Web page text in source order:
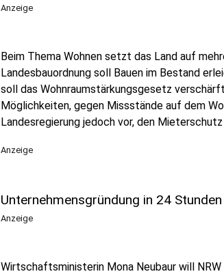
Anzeige
Beim Thema Wohnen setzt das Land auf
Landesbauordnung soll Bauen im Bestand
soll das Wohnraumstärkungsgesetz
Möglichkeiten, gegen Missstände auf dem
Landesregierung jedoch vor, den Mieterschutz
Anzeige
Unternehmensgründung in 24
Anzeige
Wirtschaftsministerin Mona Neubaur will